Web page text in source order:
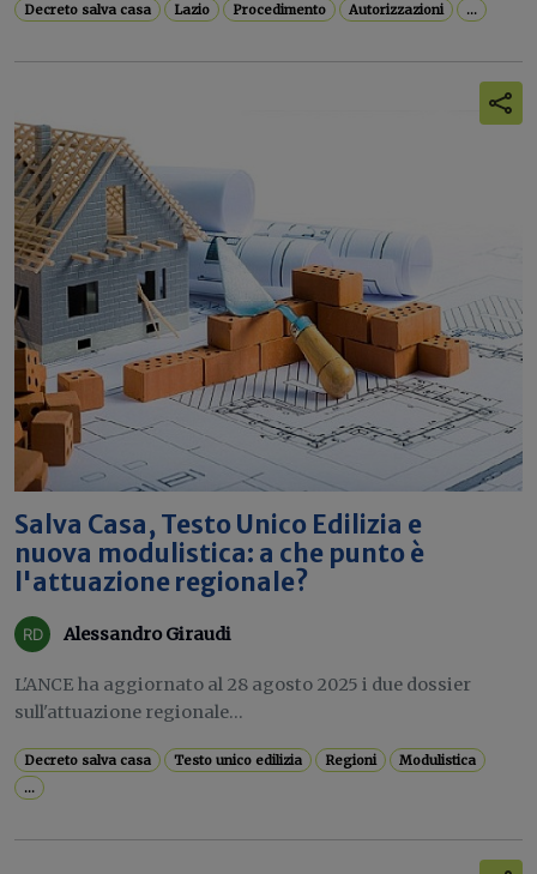
Decreto salva casa Lazio Procedimento Autorizzazioni ...
Salva Casa, Testo Unico Edilizia e
nuova modulistica: a che punto è
l'attuazione regionale?
Alessandro Giraudi
L'ANCE ha aggiornato al 28 agosto 2025 i due dossier
sull'attuazione regionale...
Decreto salva casa Testo unico edilizia Regioni
Modulistica
...